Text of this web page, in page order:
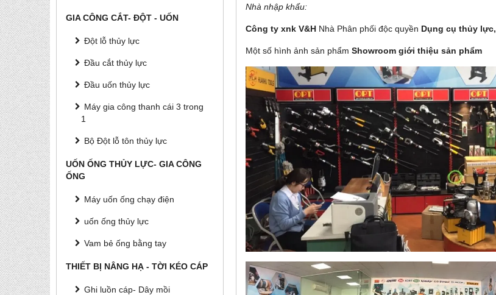
GIA CÔNG CẮT- ĐỘT - UỐN
Đột lỗ thủy lực
Đầu cắt thủy lực
Đầu uốn thủy lực
Máy gia công thanh cái 3 trong
1
Bộ Đột lỗ tôn thủy lực
UỐN ỐNG THỦY LỰC- GIA CÔNG
ỐNG
Máy uốn ống chạy điện
uốn ống thủy lực
Vam bẻ ống bằng tay
THIẾT BỊ NÂNG HẠ - TỜI KÉO CÁP
Ghi luồn cáp- Dây mồi
Nhà nhập khẩu:
Công ty xnk V&H Nhà Phân phối độc quyền Dụng cụ thủy lực,
Một số hình ảnh sản phẩm Showroom giới thiệu sản phẩm